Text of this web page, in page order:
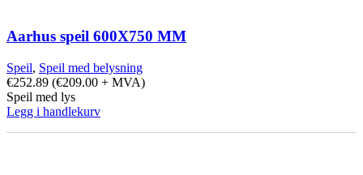
Aarhus speil 600X750 MM
Speil, Speil med belysning
€252.89 (€209.00 + MVA)
Speil med lys
Legg i handlekurv